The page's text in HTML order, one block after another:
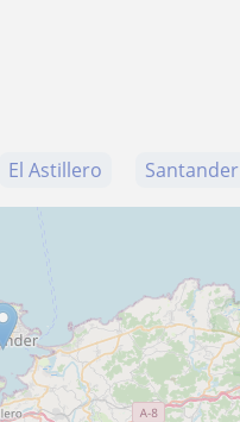
El Astillero Santander